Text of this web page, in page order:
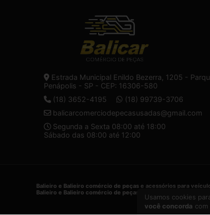
Estrada Municipal Enildo Bezerra, 1205 -
Penápolis - SP - CEP: 16306-580
(18) 3652-4195
(18) 99739-3706
balicarcomerciodepecasusadas@gmail.com
Segunda a Sexta 08:00 até 18:00
Sábado das 08:00 até 12:00
Balieiro e Balieiro comércio de peças e acessórios para
Balieiro e Balieiro comércio de peças e acessórios para
Usamos cookies
você concorda com